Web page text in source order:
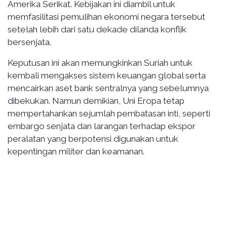
Amerika Serikat. Kebijakan ini diambil untuk
memfasilitasi pemulihan ekonomi negara tersebut
setelah lebih dari satu dekade dilanda konflik
bersenjata.
Keputusan ini akan memungkinkan Suriah untuk
kembali mengakses sistem keuangan global serta
mencairkan aset bank sentralnya yang sebelumnya
dibekukan. Namun demikian, Uni Eropa tetap
mempertahankan sejumlah pembatasan inti, seperti
embargo senjata dan larangan terhadap ekspor
peralatan yang berpotensi digunakan untuk
kepentingan militer dan keamanan.